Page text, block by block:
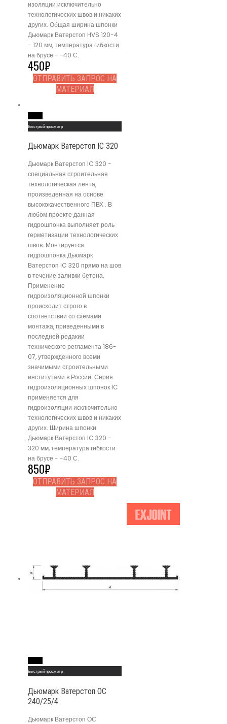
изоляции исключительно
технологических швов и никаких
других. Общая ширина шпонки
Дьюмарк Ватерстоп HVS 120-4
- 120 мм, температура гибкости
на брусе - -40 С.
450₽
ОТПРАВИТЬ ЗАПРОС НА
МАТЕРИАЛ
Быстрый просмотр
Дьюмарк Ватерстоп IC 320
Дьюмарк Ватерстоп IC 320 -
специальная строительная
технологическая лента,
произведенная на основе
высококачественного ПВХ . В
любом проекте данная
гидрошпонка выполняет роль
герметизации технологических
швов. Монтируется
гидрошпонка Дьюмарк
Ватерстоп IC 320 прямо на шов
в течение заливки бетона.
Применение
гидроизоляционной шпонки
происходит строго в
соответствии со схемами
монтажа, приведенными в
последней редакии
технического регламента 186-
07, утвержденного всеми
значимыми строительными
институтами в России. Серия
гидроизоляционных шпонок IC
применяется для
гидроизоляции исключительно
технологических швов и никаких
других. Ширина шпонки
Дьюмарк Ватерстоп IC 320 -
320 мм, температура гибкости
на брусе - -40 С.
850₽
ОТПРАВИТЬ ЗАПРОС НА
МАТЕРИАЛ
Быстрый просмотр
Дьюмарк Ватерстоп ОС
240/25/4
Дьюмарк Ватерстоп ОС